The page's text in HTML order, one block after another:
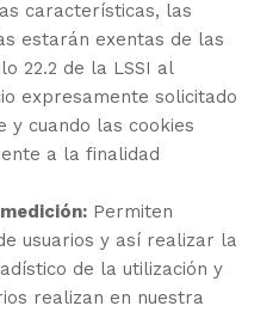
características, las
estarán exentas de las
22.2 de la LSSI al
expresamente solicitado
y cuando las cookies
a la finalidad
Permiten
usuarios y así realizar la
de la utilización y
realizan en nuestra